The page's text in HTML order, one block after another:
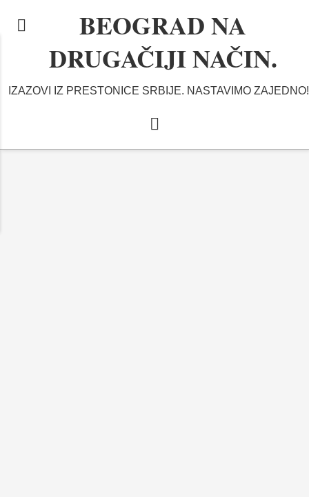
BEOGRAD NA
DRUGAČIJI NAČIN.
IZAZOVI IZ PRESTONICE SRBIJE. NASTAVIMO ZAJEDNO!